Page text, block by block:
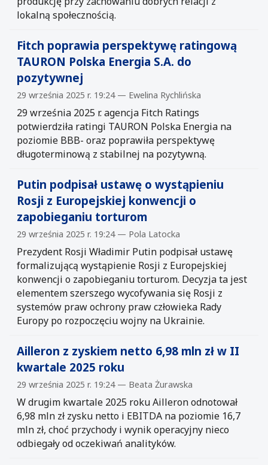
lokalną społecznością.
Fitch poprawia perspektywę ratingową
TAURON Polska Energia S.A. do
pozytywnej
29 września 2025 r. 19:24 — Ewelina Rychlińska
29 września 2025 r. agencja Fitch Ratings
potwierdziła ratingi TAURON Polska Energia na
poziomie BBB- oraz poprawiła perspektywę
długoterminową z stabilnej na pozytywną.
Putin podpisał ustawę o wystąpieniu
Rosji z Europejskiej konwencji o
zapobieganiu torturom
29 września 2025 r. 19:24 — Pola Latocka
Prezydent Rosji Władimir Putin podpisał ustawę
formalizującą wystąpienie Rosji z Europejskiej
konwencji o zapobieganiu torturom. Decyzja ta jest
elementem szerszego wycofywania się Rosji z
systemów praw ochrony praw człowieka Rady
Europy po rozpoczęciu wojny na Ukrainie.
Ailleron z zyskiem netto 6,98 mln zł w II
kwartale 2025 roku
29 września 2025 r. 19:24 — Beata Żurawska
W drugim kwartale 2025 roku Ailleron odnotował
6,98 mln zł zysku netto i EBITDA na poziomie 16,7
mln zł, choć przychody i wynik operacyjny nieco
odbiegały od oczekiwań analityków.